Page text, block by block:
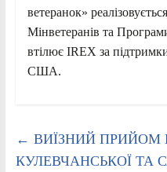
ветеранок»
Мінветеранів та
втілює IREX за
США.
← ВИЇЗНИЙ ПРИЙОМ
КУЛЕВЧАНСЬКОЇ ТА